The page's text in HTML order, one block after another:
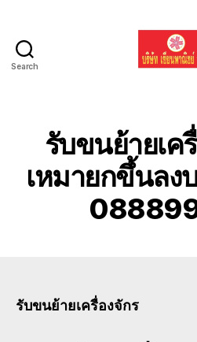
Search
รถ
แบ
โฮ
ทั่ว
ปร
รับขนย้ายเค
เหมายกขึ้นลง
รับขนย้ายเครื่องจักร